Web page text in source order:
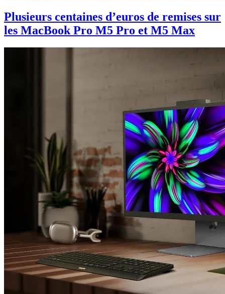
Plusieurs centaines d’euros de remises sur
les MacBook Pro M5 Pro et M5 Max